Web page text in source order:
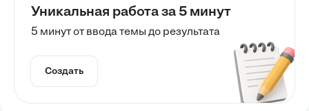
Уникальная работа за 5 минут
5 минут от ввода темы до результата
Создать